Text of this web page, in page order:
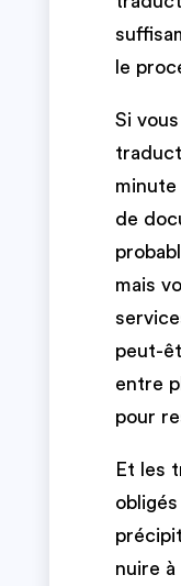
le
Si
minute
de
mais
peut-
entre
pour
Et les
nuire à